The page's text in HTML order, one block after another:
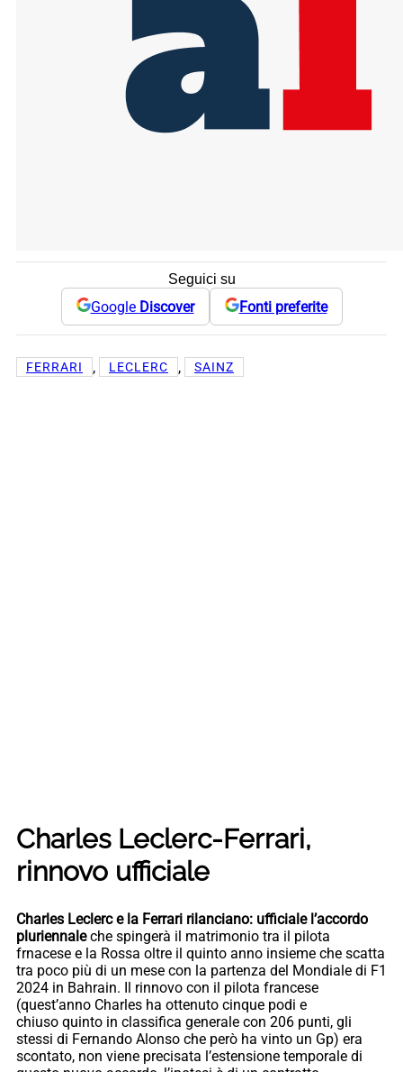
Seguici su
Google Discover Fonti preferite
FERRARI , LECLERC , SAINZ
Charles Leclerc-Ferrari,
rinnovo ufficiale
Charles Leclerc e la Ferrari rilanciano: ufficiale l’accordo
pluriennaleche spingerà il matrimonio tra il pilota
frnacese e la Rossa oltre il quinto anno insieme che scatta
tra poco più di un mese con la partenza del Mondiale di F1
2024 in Bahrain. Il rinnovo con il pilota francese
(quest’anno Charles ha ottenuto cinque podi e
chiuso quinto in classifica generale con 206 punti, gli
stessi di Fernando Alonso che però ha vinto un Gp) era
scontato, non viene precisata l’estensione temporale di